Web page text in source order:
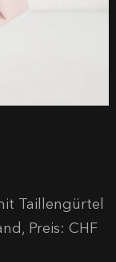
Taillengürtel
Preis: CHF